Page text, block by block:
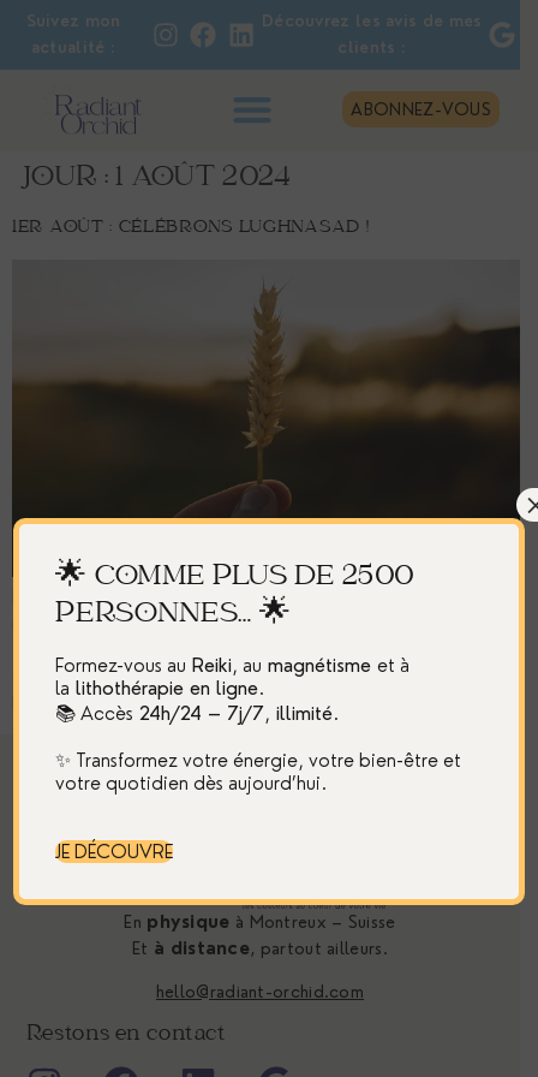
Suivez mon
actualité :
Découvrez les avis de mes
clients :
ABONNEZ-VOUS
JOUR : 1 AOÛT 2024
1ER AOÛT : CÉLÉBRONS LUGHNASAD !
Bonjour, J’espère que vous allez bien en ce jour de fête
nationale Suisse. Je suis très heureuse car cela fait tout pile un
dernier j’avais pris ma plume pour vous parler de fraternité. La
France voisine vivait à l’époque des moments difficiles, […]
En physique à Montreux – Suisse
Et à distance, partout ailleurs.
hello@radiant-orchid.com
Restons en contact
🌟 COMME PLUS DE 2500
PERSONNES… 🌟
Formez-vous auReiki, aumagnétisme et à
lalithothérapie en ligne.
📚 Accès 24h/24 – 7j/7,illimité.
✨ Transformez votre énergie, votre bien-être et
votre quotidien dès aujourd’hui.
JE DÉCOUVRE